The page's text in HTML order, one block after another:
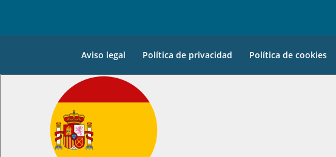
Aviso legal Política de privacidad Política de cookies